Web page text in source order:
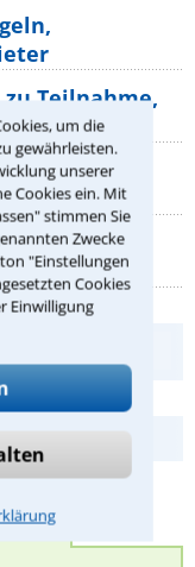
um die
gewährleisten.
unserer
Cookies ein. Mit
stimmen Sie
Zwecke
"Einstellungen
Cookies
Einwilligung
Teilnahme,
Pferdes
müssen